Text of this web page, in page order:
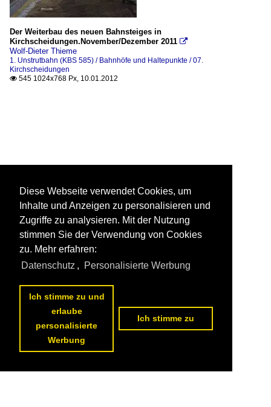
Der Weiterbau des neuen Bahnsteiges in
Kirchscheidungen.November/Dezember 2011 
Wolf-Dieter Thieme
1. Unstrutbahn (KBS 585) / Bahnhöfe und Haltepunkte / 07.
Kirchscheidungen
 545 1024x768 Px, 10.01.2012
Diese Webseite verwendet Cookies, um
Inhalte und Anzeigen zu personalisieren und
Zugriffe zu analysieren. Mit der Nutzung
stimmen Sie der Verwendung von Cookies
zu. Mehr erfahren:
Datenschutz , Personalisierte Werbung
Ich stimme zu und
erlaube
personalisierte
Werbung
Ich stimme zu